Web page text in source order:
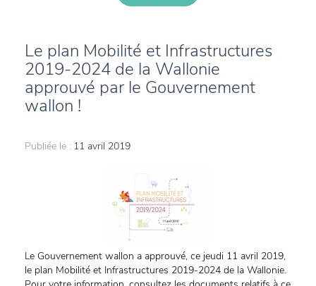
Le plan Mobilité et Infrastructures
2019-2024 de la Wallonie
approuvé par le Gouvernement
wallon !
Publiée le : 11 avril 2019
Le Gouvernement wallon a approuvé, ce jeudi 11 avril 2019,
le plan Mobilité et Infrastructures 2019-2024 de la Wallonie.